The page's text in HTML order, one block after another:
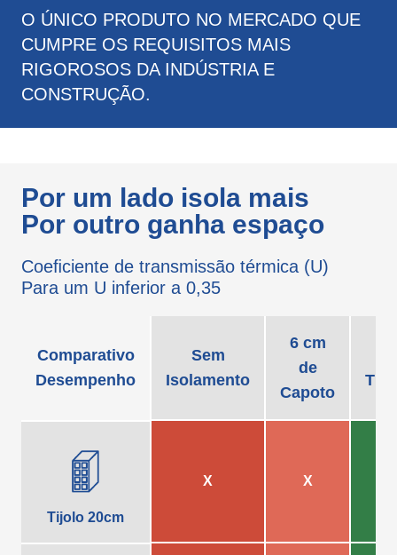
O ÚNICO PRODUTO NO MERCADO QUE
CUMPRE OS REQUISITOS MAIS
RIGOROSOS DA INDÚSTRIA E
CONSTRUÇÃO.
Por um lado isola mais
Por outro ganha espaço
Coeﬁciente de transmissão térmica (U)
Para um U inferior a 0,35
Comparativo
Desempenho
Sem
Isolamento
6 cm
de
Capoto
Tijolo 20cm
X X